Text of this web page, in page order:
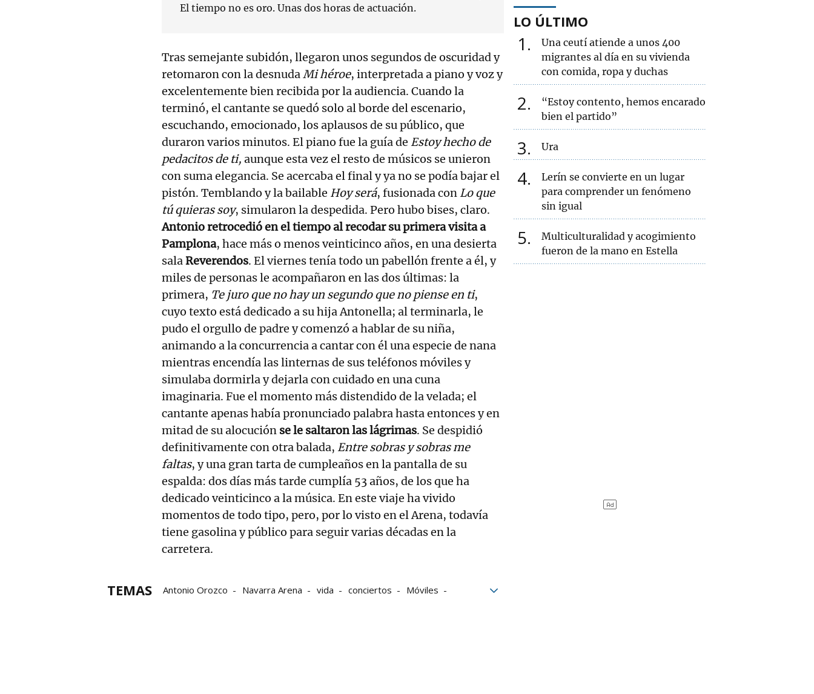
El tiempo no es oro. Unas dos horas de actuación.
Tras semejante subidón, llegaron unos segundos de oscuridad y
retomaron con la desnudaMi héroe, interpretada a piano y voz y
excelentemente bien recibida por la audiencia. Cuando la
terminó, el cantante se quedó solo al borde del escenario,
escuchando, emocionado, los aplausos de su público, que
duraron varios minutos. El piano fue la guía de Estoy hecho de
pedacitos de ti, aunque esta vez el resto de músicos se unieron
con suma elegancia. Se acercaba el final y ya no se podía bajar el
pistón. Temblando y la bailable Hoy será, fusionada con Lo que
tú quieras soy, simularon la despedida. Pero hubo bises, claro.
Antonio retrocedió en el tiempo al recodar su primera visita a
Pamplona, hace más o menos veinticinco años, en una desierta
salaReverendos. El viernes tenía todo un pabellón frente a él, y
miles de personas le acompañaron en las dos últimas: la
primera, Te juro que no hay un segundo que no piense en ti,
cuyo texto está dedicado a su hija Antonella; al terminarla, le
pudo el orgullo de padre y comenzó a hablar de su niña,
animando a la concurrencia a cantar con él una especie de nana
mientras encendía las linternas de sus teléfonos móviles y
simulaba dormirla y dejarla con cuidado en una cuna
imaginaria. Fue el momento más distendido de la velada; el
cantante apenas había pronunciado palabra hasta entonces y en
mitad de su alocución se le saltaron las lágrimas. Se despidió
definitivamente con otra balada, Entre sobras y sobras me
faltas, y una gran tarta de cumpleaños en la pantalla de su
espalda: dos días más tarde cumplía 53 años, de los que ha
dedicado veinticinco a la música. En este viaje ha vivido
momentos de todo tipo, pero, por lo visto en el Arena, todavía
tiene gasolina y público para seguir varias décadas en la
carretera.
TEMAS Antonio Orozco Navarra Arena vida conciertos
Móviles
LO ÚLTIMO
1
Una ceutí atiende a unos 400
migrantes al día en su vivienda
con comida, ropa y duchas
2
“Estoy contento, hemos encarado
bien el partido”
3 Ura
4
Lerín se convierte en un lugar
para comprender un fenómeno
sin igual
5
Multiculturalidad y acogimiento
fueron de la mano en Estella